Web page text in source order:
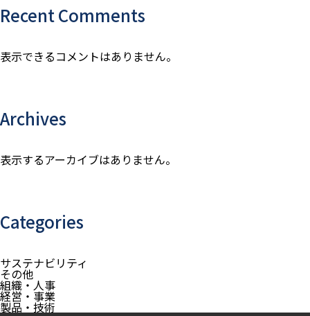
Recent Comments
表示できるコメントはありません。
Archives
表示するアーカイブはありません。
Categories
サステナビリティ
その他
組織・人事
経営・事業
製品・技術